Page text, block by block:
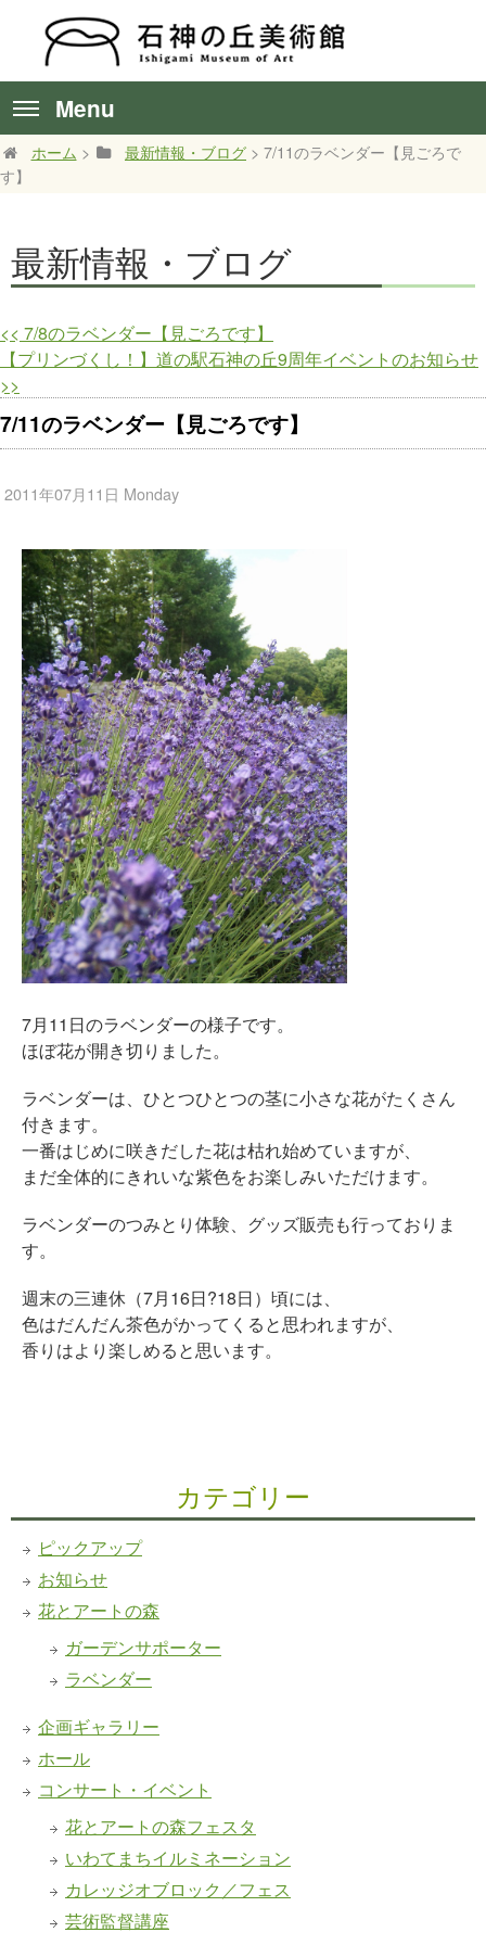
Menu
ホーム > 最新情報・ブログ > 7/11のラベンダー【見ごろで
す】
最新情報・ブログ
<< 7/8のラベンダー【見ごろです】
【プリンづくし！】道の駅石神の丘9周年イベントのお知らせ
>>
7/11のラベンダー【見ごろです】
2011年07月11日 Monday
7月11日のラベンダーの様子です。
ほぼ花が開き切りました。
ラベンダーは、ひとつひとつの茎に小さな花がたくさん
付きます。
一番はじめに咲きだした花は枯れ始めていますが、
まだ全体的にきれいな紫色をお楽しみいただけます。
ラベンダーのつみとり体験、グッズ販売も行っておりま
す。
週末の三連休（7月16日?18日）頃には、
色はだんだん茶色がかってくると思われますが、
香りはより楽しめると思います。
カテゴリー
ピックアップ
お知らせ
花とアートの森
ガーデンサポーター
ラベンダー
企画ギャラリー
ホール
コンサート・イベント
花とアートの森フェスタ
いわてまちイルミネーション
カレッジオブロック／フェス
芸術監督講座